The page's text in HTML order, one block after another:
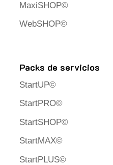
MaxiSHOP©
WebSHOP©
Packs de servicios
StartUP©
StartPRO©
StartSHOP©
StartMAX©
StartPLUS©